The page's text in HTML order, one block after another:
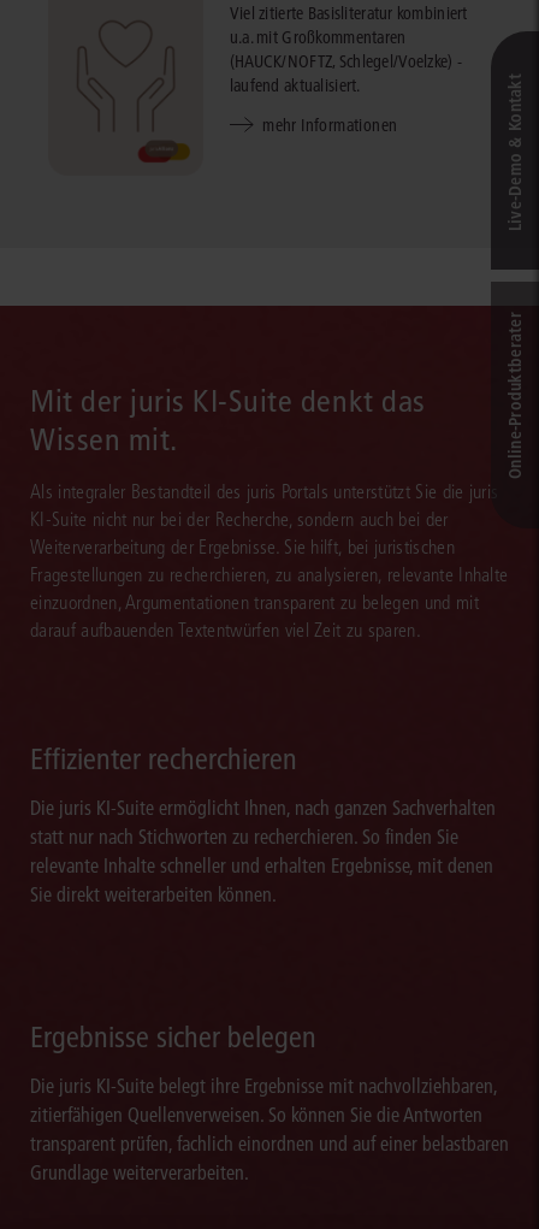
Viel zitierte Basisliteratur kombiniert
u.a. mit Großkommentaren
(HAUCK/NOFTZ, Schlegel/Voelzke) -
laufend aktualisiert.
mehr Informationen
Mit der juris KI-Suite denkt das
Wissen mit.
Als integraler Bestandteil des juris Portals unterstützt Sie die juris
KI-Suite nicht nur bei der Recherche, sondern auch bei der
Weiterverarbeitung der Ergebnisse. Sie hilft, bei juristischen
Fragestellungen zu recherchieren, zu analysieren, relevante Inhalte
einzuordnen, Argumentationen transparent zu belegen und mit
darauf aufbauenden Textentwürfen viel Zeit zu sparen.
Effizienter recherchieren
Die juris KI-Suite ermöglicht Ihnen, nach ganzen Sachverhalten
statt nur nach Stichworten zu recherchieren. So finden Sie
relevante Inhalte schneller und erhalten Ergebnisse, mit denen
Sie direkt weiterarbeiten können.
Ergebnisse sicher belegen
Die juris KI-Suite belegt ihre Ergebnisse mit nachvollziehbaren,
zitierfähigen Quellenverweisen. So können Sie die Antworten
transparent prüfen, fachlich einordnen und auf einer belastbaren
Grundlage weiterverarbeiten.
Live‑Demo & Kontakt
Online-Produkt­berater